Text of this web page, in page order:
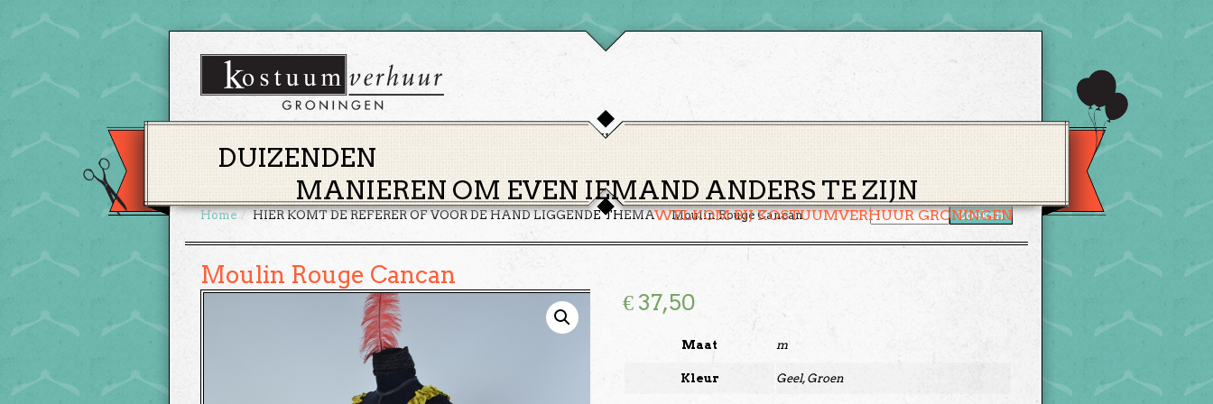
HUREN
DUIZENDEN
MANIEREN OM EVEN IEMAND ANDERS TE ZIJN
WELKOM BIJ KOSTUUMVERHUUR GRONINGEN
Home HIER KOMT DE REFERER OF VOOR DE HAND LIGGENDE THEMA Moulin Rouge Cancan
Moulin Rouge Cancan
€ 37,50
Maat m
Kleur Geel, Groen